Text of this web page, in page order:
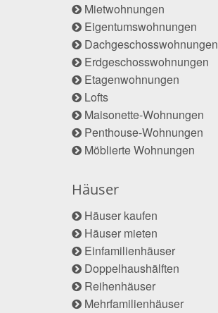
Mietwohnungen
Eigentumswohnungen
Dachgeschosswohnungen
Erdgeschosswohnungen
Etagenwohnungen
Lofts
Maisonette-Wohnungen
Penthouse-Wohnungen
Möblierte Wohnungen
Häuser
Häuser kaufen
Häuser mieten
Einfamilienhäuser
Doppelhaushälften
Reihenhäuser
Mehrfamilienhäuser